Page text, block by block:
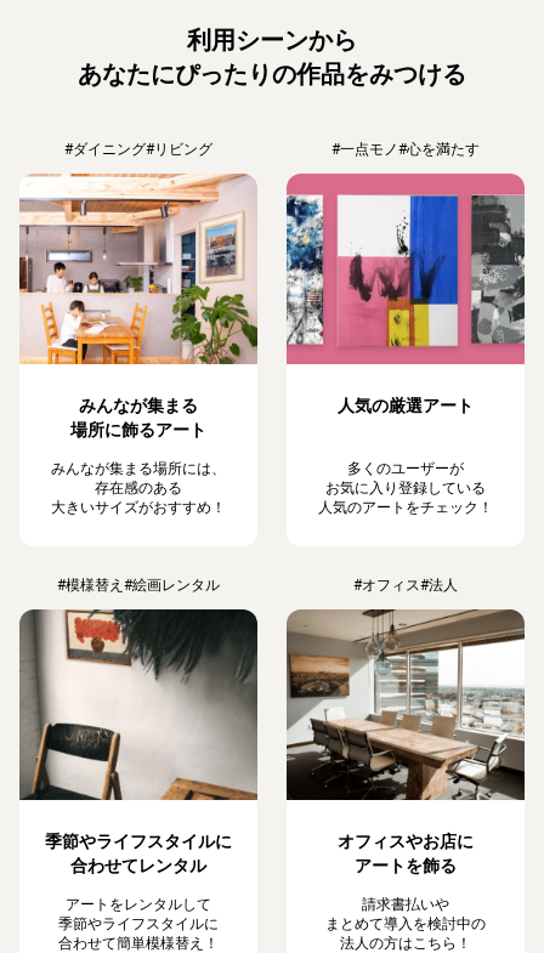
利用シーンから
あなたにぴったりの作品をみつける
#ダイニング#リビング
みんなが集まる
場所に飾るアート
みんなが集まる場所には、
存在感のある
大きいサイズがおすすめ！
#一点モノ#心を満たす
人気の厳選アート
多くのユーザーが
お気に入り登録している
人気のアートをチェック！
#模様替え #絵画レンタル
季節やライフスタイルに
合わせてレンタル
アートをレンタルして
季節やライフスタイルに
合わせて簡単模様替え！
#オフィス#法人
オフィスやお店に
アートを飾る
請求書払いや
まとめて導入を検討中の
法人の方はこちら！